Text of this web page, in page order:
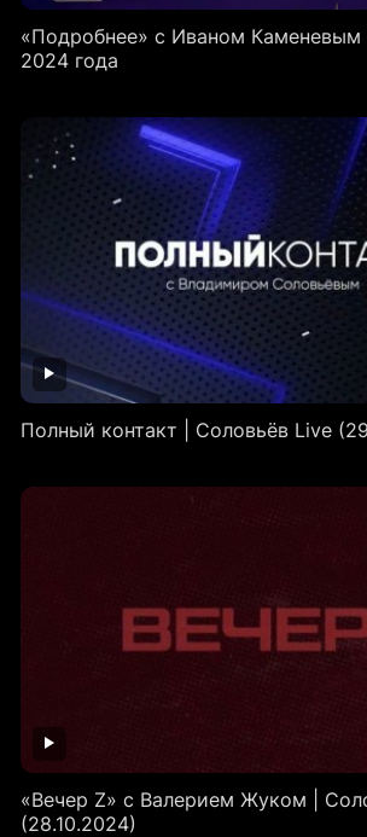
«Подробнее» с Иваном Каменевым
2024 года
Полный контакт | Соловьёв Live
«Вечер Z» с Валерием Жуком |
(28.10.2024)